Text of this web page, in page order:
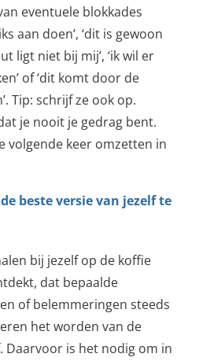
eventuele blokkades
aan doen’, ‘dit is gewoon
ligt niet bij mij’, ‘ik wil er
of ‘dit komt door de
Tip: schrijf ze ook op.
je nooit je gedrag bent.
volgende keer omzetten in
beste versie van jezelf te
bij jezelf op de koffie
dat bepaalde
of belemmeringen steeds
het worden van de
Daarvoor is het nodig om in